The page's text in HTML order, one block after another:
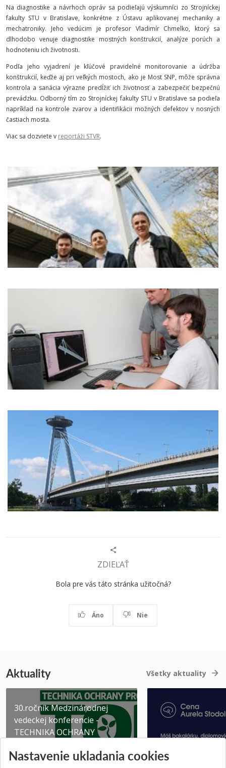
Na diagnostike a návrhoch opráv sa podieľajú výskumníci zo Strojníckej
fakulty STU v Bratislave, konkrétne z Ústavu aplikovanej mechaniky a
mechatroniky. Jeho vedúcim je profesor Vladimír Chmelko, ktorý sa
dlhodobo venuje diagnostike mostných konštrukcií, analýze porúch a
hodnoteniu ich životnosti.
Podľa jeho vyjadrení je kľúčové pravidelné monitorovanie a údržba
konštrukcií, keďže aj pri veľkých mostoch, ako je Most SNP, môže správna
kontrola a sanácia výrazne predĺžiť ich životnosť a zabezpečiť bezpečnú
prevádzku. Odborný tím zo Strojníckej fakulty STU v Bratislave sa podieľa
napríklad na kontrole zvarov a identifikácii možných defektov v nosných
častiach mosta.
Viac sa dozviete v reportáži STVR.
ZDIEĽAŤ
Bola pre vás táto stránka užitočná?
Áno Nie
Aktuality Všetky aktuality
30.ročník Medzinárodnej
vedeckej konferencie -
TECHNIKA OCHRANY
Pridané 03.08.2026 Pridané 07.07.2026
Nastavenie ukladania cookies